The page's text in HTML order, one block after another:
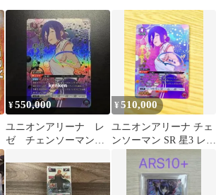
¥550,000
ユニオンアリーナ レ
ゼ チェンソーマン
3
¥510,000
ユニオンアリーナ チェ
ンソーマン SR 星3 レ
ゼ パラレル CSM-1-